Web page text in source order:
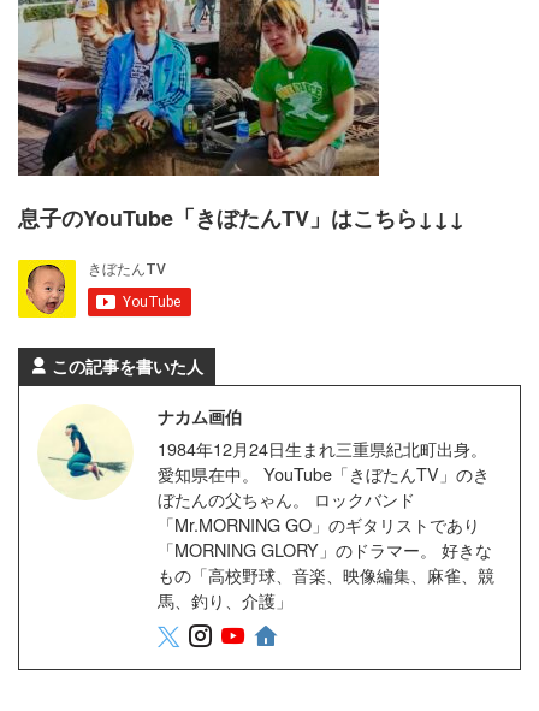
息子のYouTube「きぼたんTV」はこちら↓↓↓
この記事を書いた人
ナカム画伯
1984年12月24日生まれ三重県紀北町出身。
愛知県在中。 YouTube「きぼたんTV」のき
ぼたんの父ちゃん。 ロックバンド
「Mr.MORNING GO」のギタリストであり
「MORNING GLORY」のドラマー。 好きな
もの「高校野球、音楽、映像編集、麻雀、競
馬、釣り、介護」